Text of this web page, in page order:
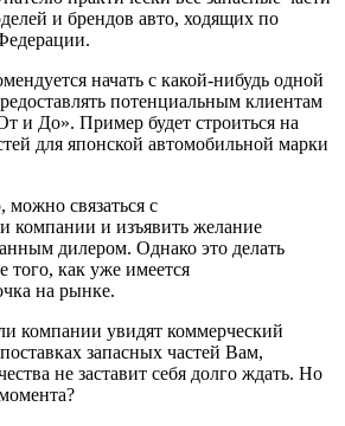
и брендов авто, ходящих по
начать с какой-нибудь одной
потенциальным клиентам
и До». Пример будет строиться на
для японской автомобильной марки
можно связаться с
компании и изъявить желание
дилером. Однако это делать
того, как уже имеется
на рынке.
компании увидят коммерческий
запасных частей Вам,
не заставит себя долго ждать. Но